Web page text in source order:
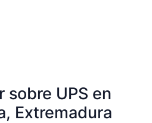
sobre UPS en
Extremadura